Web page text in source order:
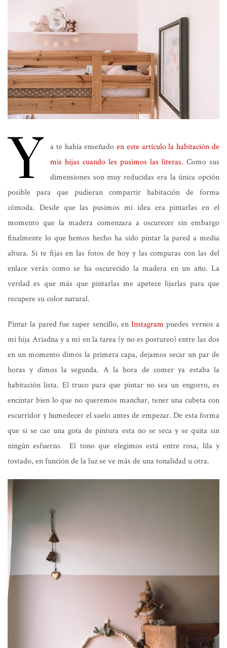
Y a te había enseñadoen este artículo la habitación de
mis hijas cuando les pusimos las literas. Como sus
dimensiones son muy reducidas era la única opción
posible para que pudieran compartir habitación de forma
cómoda. Desde que las pusimos mi idea era pintarlas en el
momento que la madera comenzara a oscurecer sin embargo
finalmente lo que hemos hecho ha sido pintar la pared a media
altura. Si te fijas en las fotos de hoy y las comparas con las del
enlace verás como se ha oscurecido la madera en un año. La
verdad es que más que pintarlas me apetece lijarlas para que
recupere su color natural.
Pintar la pared fue super sencillo, enInstagram puedes vernos a
mi hija Ariadna y a mi en la tarea (y no es postureo) entre las dos
en un momento dimos la primera capa, dejamos secar un par de
horas y dimos la segunda. A la hora de comer ya estaba la
habitación lista. El truco para que pintar no sea un engorro, es
encintar bien lo que no queremos manchar, tener una cubeta con
escurridor y humedecer el suelo antes de empezar. De esta forma
que si se cae una gota de pintura esta no se seca y se quita sin
ningún esfuerzo. El tono que elegimos está entre rosa, lila y
tostado, en función de la luz se ve más de una tonalidad u otra.